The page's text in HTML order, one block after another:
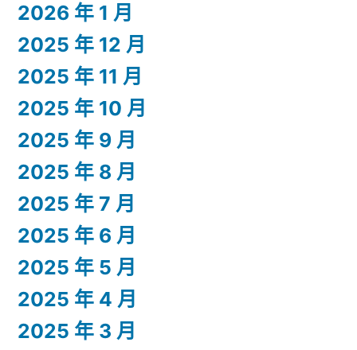
2026 年 1 月
2025 年 12 月
2025 年 11 月
2025 年 10 月
2025 年 9 月
2025 年 8 月
2025 年 7 月
2025 年 6 月
2025 年 5 月
2025 年 4 月
2025 年 3 月